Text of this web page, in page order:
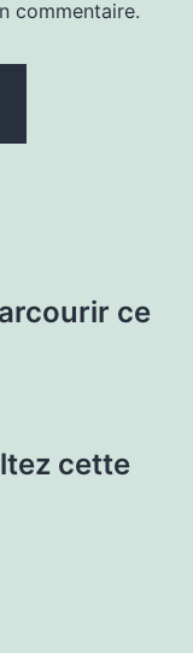
commentaire.
ce
cette